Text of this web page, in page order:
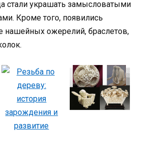
стали украшать замысловатыми
Кроме того, появились
нашейных ожерелий, браслетов,